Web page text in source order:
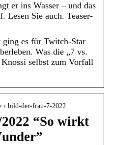
er ins Wasser – und das
Lesen Sie auch. Teaser-
es für Twitch-Star
Was die „7 vs.
selbst zum Vorfall
› bild-der-frau-7-2022
“So wirkt